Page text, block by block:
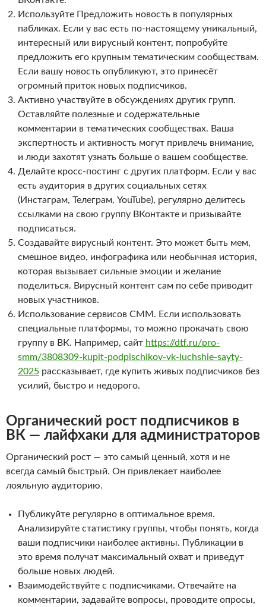
Используйте Предложить новость в популярных
пабликах. Если у вас есть по-настоящему уникальный,
интересный или вирусный контент, попробуйте
предложить его крупным тематическим сообществам.
Если вашу новость опубликуют, это принесёт
огромный приток новых подписчиков.
Активно участвуйте в обсуждениях других групп.
Оставляйте полезные и содержательные
комментарии в тематических сообществах. Ваша
экспертность и активность могут привлечь внимание,
и люди захотят узнать больше о вашем сообществе.
Делайте кросс-постинг с других платформ. Если у вас
есть аудитория в других социальных сетях
(Инстаграм, Телеграм, YouTube), регулярно делитесь
ссылками на свою группу ВКонтакте и призывайте
подписаться.
Создавайте вирусный контент. Это может быть мем,
смешное видео, инфографика или необычная история,
которая вызывает сильные эмоции и желание
поделиться. Вирусный контент сам по себе приводит
новых участников.
Использование сервисов СММ. Если использовать
специальные платформы, то можно прокачать свою
группу в ВК. Например, сайт https://dtf.ru/pro-
smm/3808309-kupit-podpischikov-vk-luchshie-sayty-
2025 рассказывает, где купить живых подписчиков без
усилий, быстро и недорого.
Органический рост подписчиков в
ВК — лайфхаки для администраторов
Органический рост — это самый ценный, хотя и не
всегда самый быстрый. Он привлекает наиболее
лояльную аудиторию.
Публикуйте регулярно в оптимальное время.
Анализируйте статистику группы, чтобы понять, когда
ваши подписчики наиболее активны. Публикации в
это время получат максимальный охват и приведут
больше новых людей.
Взаимодействуйте с подписчиками. Отвечайте на
комментарии, задавайте вопросы, проводите опросы,